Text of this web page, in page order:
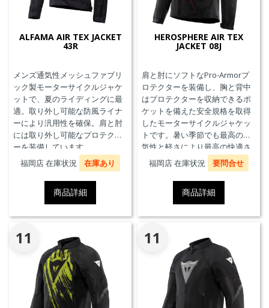
ALFAMA AIR TEX JACKET
43R
メンズ通気性メッシュファブリ
ック製モーターサイクルジャケ
ットで、夏のライディングに最
適。取り外し可能な防風ライナ
ーにより汎用性を確保。肩と肘
には取り外し可能なプロテクタ
ーを装備しています。
福岡店 在庫状況
在庫あり
商品詳細
HEROSPHERE AIR TEX
JACKET 08J
肩と肘にソフトなPro-Armorプ
ロテクターを装備し、胸と背中
はプロテクターを収納できるポ
ケットを備えた安全規格を取得
したモーターサイクルジャケッ
トです。暑い季節でも最高の通
気性と軽さにより最高の快適さ
を実現します。
福岡店 在庫状況 要問合せ
商品詳細
11 11